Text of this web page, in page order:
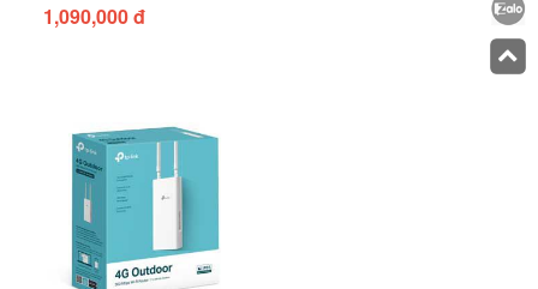
1,090,000 đ